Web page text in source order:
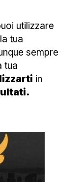
utilizzare
la tua
sempre
tua
in